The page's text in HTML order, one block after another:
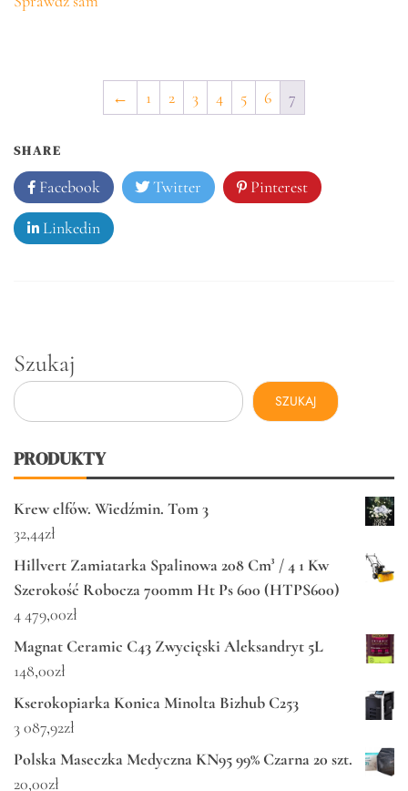
← 1 2 3 4 5 6 7
SHARE
Facebook Twitter Pinterest
Linkedin
Szukaj
SZUKAJ
PRODUKTY
Krew elfów. Wiedźmin. Tom 3
32,44zł
Hillvert Zamiatarka Spalinowa 208 Cm³ / 4 1 Kw
Szerokość Robocza 700mm Ht Ps 600 (HTPS600)
4 479,00zł
Magnat Ceramic C43 Zwycięski Aleksandryt 5L
148,00zł
Kserokopiarka Konica Minolta Bizhub C253
3 087,92zł
Polska Maseczka Medyczna KN95 99% Czarna 20 szt.
20,00zł